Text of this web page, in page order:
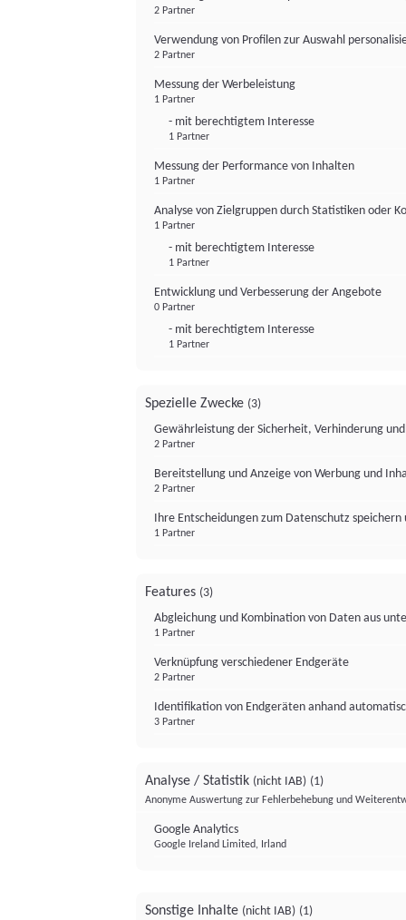
2 Partner
Verwendung von Profilen zur Auswahl
2 Partner
Messung der Werbeleistung
1 Partner
- mit berechtigtem Interesse
1 Partner
Messung der Performance von Inhalten
1 Partner
Analyse von Zielgruppen durch Statistiken oder
1 Partner
- mit berechtigtem Interesse
1 Partner
Entwicklung und Verbesserung der Angebote
0 Partner
- mit berechtigtem Interesse
1 Partner
Spezielle Zwecke (3)
Gewährleistung der Sicherheit, Verhinderung
2 Partner
Bereitstellung und Anzeige von Werbung und
2 Partner
Ihre Entscheidungen zum Datenschutz
1 Partner
Features (3)
Abgleichung und Kombination von Daten aus
1 Partner
Verknüpfung verschiedener Endgeräte
2 Partner
Identifikation von Endgeräten anhand
3 Partner
Analyse / Statistik (nicht IAB) (1)
Anonyme Auswertung zur Fehlerbehebung und
Google Analytics
Google Ireland Limited, Irland
Sonstige Inhalte (nicht IAB) (1)